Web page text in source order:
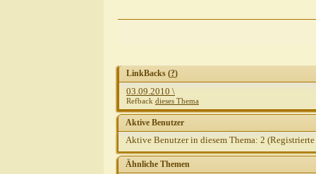
LinkBacks (?)
03.09.2010 \
Refback dieses Thema
Aktive Benutzer
Aktive Benutzer in diesem Thema: 2
Ähnliche Themen